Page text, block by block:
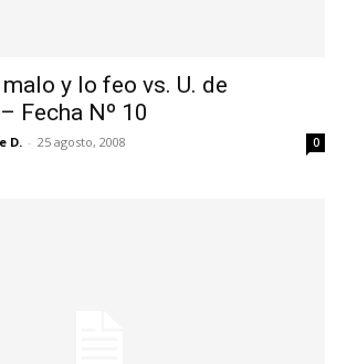
y lo feo vs. U. de
Fecha Nº 10
D. - 25 agosto, 2008 0